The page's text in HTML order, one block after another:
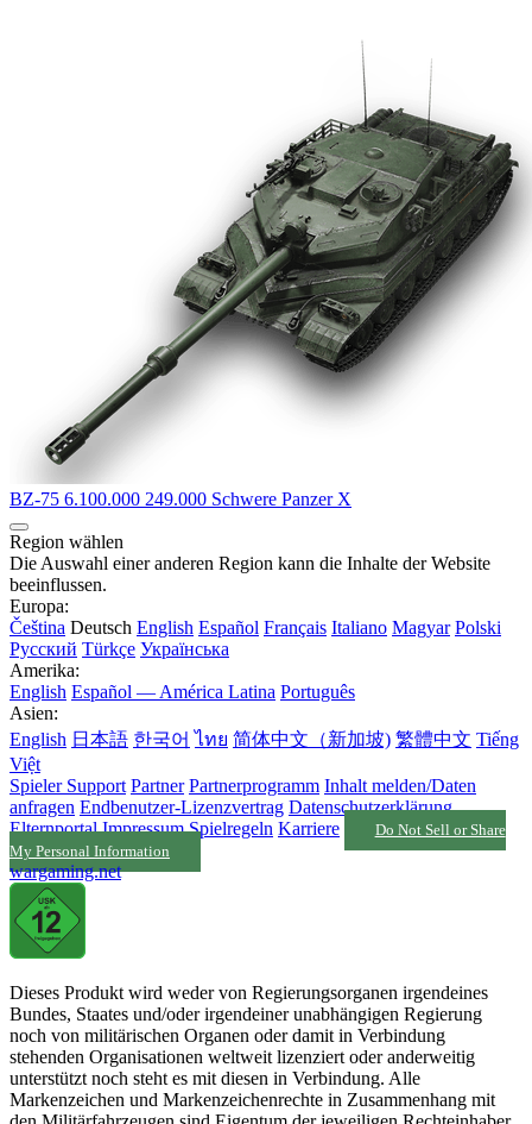
BZ-75 6.100.000 249.000 Schwere PanzerX
Region wählen
Die Auswahl einer anderen Region kann die Inhalte der Website
beeinflussen.
Europa:
Čeština Deutsch English Español Français Italiano Magyar Polski
Русский Türkçe Українська
Amerika:
English Español — América Latina Português
Asien:
English 日本語 한국어 ไทย 简体中文（新加坡) 繁體中文 Tiếng
Việt
Spieler Support Partner Partnerprogramm Inhalt melden/Daten
anfragen Endbenutzer-Lizenzvertrag Datenschutzerklärung
Elternportal Impressum Spielregeln Karriere
Do Not Sell or Share
My Personal Information
wargaming.net
Dieses Produkt wird weder von Regierungsorganen irgendeines
Bundes, Staates und/oder irgendeiner unabhängigen Regierung
noch von militärischen Organen oder damit in Verbindung
stehenden Organisationen weltweit lizenziert oder anderweitig
unterstützt noch steht es mit diesen in Verbindung. Alle
Markenzeichen und Markenzeichenrechte in Zusammenhang mit